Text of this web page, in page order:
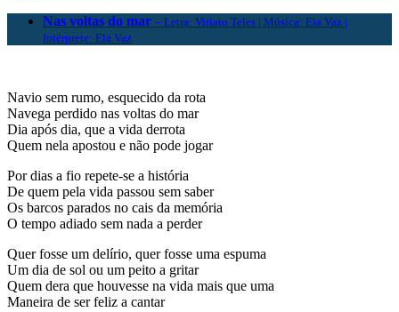
Nas voltas do mar – Letra: Viriato Teles | Música: Ela Vaz |
Intérprete: Ela Vaz
Navio sem rumo, esquecido da rota
Navega perdido nas voltas do mar
Dia após dia, que a vida derrota
Quem nela apostou e não pode jogar
Por dias a fio repete-se a história
De quem pela vida passou sem saber
Os barcos parados no cais da memória
O tempo adiado sem nada a perder
Quer fosse um delírio, quer fosse uma espuma
Um dia de sol ou um peito a gritar
Quem dera que houvesse na vida mais que uma
Maneira de ser feliz a cantar